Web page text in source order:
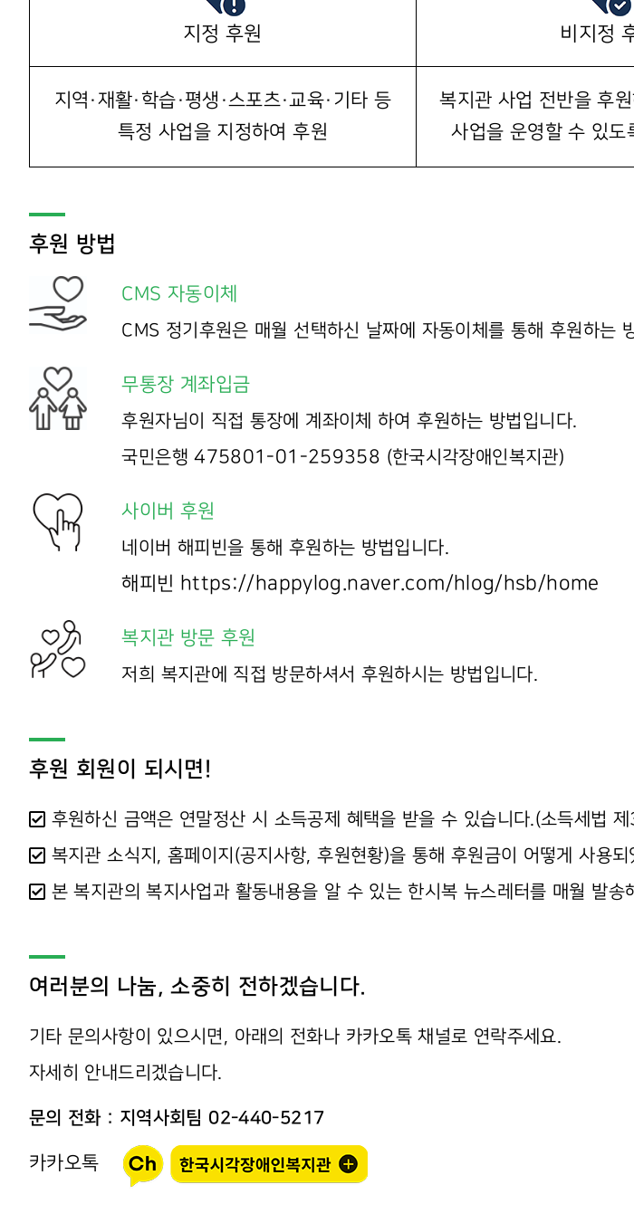
지정 후원
지역·재활·학습·평생·스포츠·교육·기타 등
특정 사업을 지정하여 후원
비지정
복지관 사업 전반을 후
사업을 운영할 수 있도
후원 방법
CMS 자동이체
CMS 정기후원은 매월 선택하신 날짜에 자동이체를 통해 후원하는
무통장 계좌입금
후원자님이 직접 통장에 계좌이체 하여 후원하는 방법입니다.
국민은행475801-01-259358 (한국시각장애인복지관)
사이버 후원
네이버 해피빈을 통해 후원하는 방법입니다.
해피빈 https://happylog.naver.com/hlog/hsb/home
복지관 방문 후원
저희 복지관에 직접 방문하셔서 후원하시는 방법입니다.
후원 회원이 되시면!
후원하신 금액은 연말정산 시 소득공제 혜택을 받을 수 있습니다.(소득세법
복지관 소식지, 홈페이지(공지사항, 후원현황)을 통해 후원금이 어떻게 사용
본 복지관의 복지사업과 활동내용을 알 수 있는 한시복 뉴스레터를 매월 발송
여러분의 나눔, 소중히 전하겠습니다.
기타 문의사항이 있으시면, 아래의 전화나 카카오톡 채널로 연락주세요.
자세히 안내드리겠습니다.
문의 전화 : 지역사회팀 02-440-5217
카카오톡